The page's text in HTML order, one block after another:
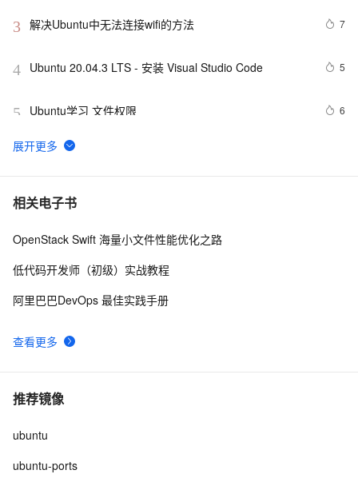
3 解决Ubuntu中无法连接wifi的方法 7
4 Ubuntu 20.04.3 LTS - 安装 Visual Studio Code 5
5 Ubuntu学习 文件权限 6
6 在Ubuntu平台搭建RTMP直播服务器使用SRS简要指南
7 ubuntu22/20 安装macos 主题桌面
8 Ubuntu Touch将支持用户数据加密：目前暂无时间表
相关电子书
查看更多
OpenStack Swift 海量小文件性能优化之路
低代码开发师（初级）实战教程
阿里巴巴DevOps 最佳实践手册
推荐镜像
ubuntu
ubuntu-ports